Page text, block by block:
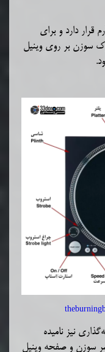
قرار دارد و برای
سوزن بر روی وینیل
.
نیز نامیده
سوزن و صفحه وینیل